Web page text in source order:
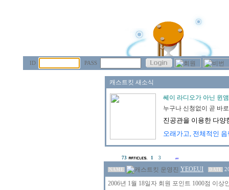
ID PASS
73 1 3
NAME YEOEUI DATE
2006년 1월 18일자 회원 포인트 1000점 이